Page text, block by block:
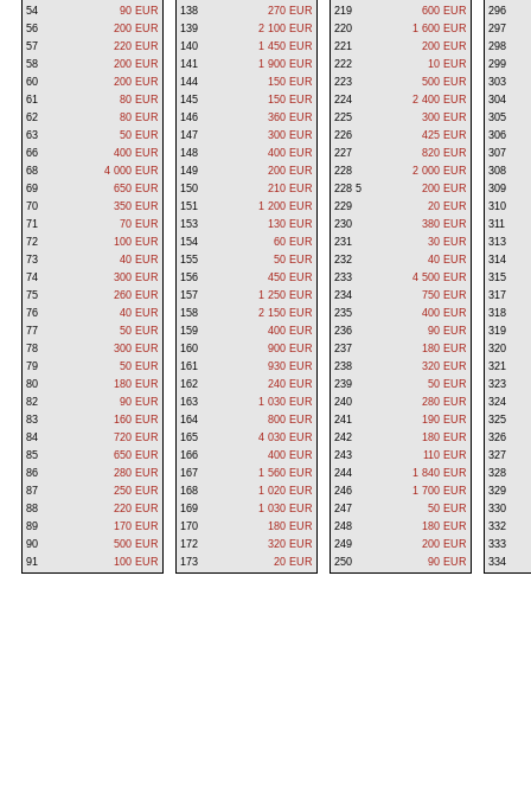
54
90 EUR
56
200 EUR
57
220 EUR
58
200 EUR
60
200 EUR
61
80 EUR
62
80 EUR
63
50 EUR
66
400 EUR
68
4 000 EUR
69
650 EUR
70
350 EUR
71
70 EUR
72
100 EUR
73
40 EUR
74
300 EUR
75
260 EUR
76
40 EUR
77
50 EUR
78
300 EUR
79
50 EUR
80
180 EUR
82
90 EUR
83
160 EUR
84
720 EUR
85
650 EUR
86
280 EUR
87
250 EUR
88
220 EUR
89
170 EUR
90
500 EUR
91
100 EUR
138
270 EUR
139
2 100 EUR
140
1 450 EUR
141
1 900 EUR
144
150 EUR
145
150 EUR
146
360 EUR
147
300 EUR
148
400 EUR
149
200 EUR
150
210 EUR
151
1 200 EUR
153
130 EUR
154
60 EUR
155
50 EUR
156
450 EUR
157
1 250 EUR
158
2 150 EUR
159
400 EUR
160
900 EUR
161
930 EUR
162
240 EUR
163
1 030 EUR
164
800 EUR
165
4 030 EUR
166
400 EUR
167
1 560 EUR
168
1 020 EUR
169
1 030 EUR
170
180 EUR
172
320 EUR
173
20 EUR
219
600 EUR
220
1 600 EUR
221
200 EUR
222
10 EUR
223
500 EUR
224
2 400 EUR
225
300 EUR
226
425 EUR
227
820 EUR
228
2 000 EUR
228 5
200 EUR
229
20 EUR
230
380 EUR
231
30 EUR
232
40 EUR
233
4 500 EUR
234
750 EUR
235
400 EUR
236
90 EUR
237
180 EUR
238
320 EUR
239
50 EUR
240
280 EUR
241
190 EUR
242
180 EUR
243
110 EUR
244
1 840 EUR
246
1 700 EUR
247
50 EUR
248
180 EUR
249
200 EUR
250
90 EUR
296
297
298
299
303
304
305
306
307
308
309
310
311
313
314
315
317
318
319
320
321
323
324
325
326
327
328
329
330
332
333
334